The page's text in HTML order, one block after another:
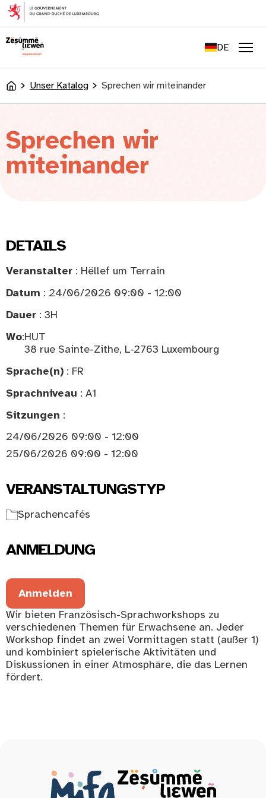
springen
DE
LU
AccueilUnser Katalog Sprechen wir miteinander
Sprechen wir
miteinander
DETAILS
Veranstalter : Hëllef um Terrain
Datum : 24/06/2026 09:00 - 12:00
Dauer : 3H
Wo:HUT
38 rue Sainte-Zithe, L-2763 Luxembourg
Sprache(n) : FR
Sprachniveau : A1
Sitzungen :
24/06/2026 09:00 - 12:00
25/06/2026 09:00 - 12:00
VERANSTALTUNGSTYP
Sprachencafés
ANMELDUNG
Anmelden
Wir bieten Französisch-Sprachworkshops zu
verschiedenen Themen für Erwachsene an. Jeder
Workshop findet an zwei Vormittagen statt (außer 1)
und kombiniert spielerische Aktivitäten und
Diskussionen in einer Atmosphäre, die das Lernen
fördert.